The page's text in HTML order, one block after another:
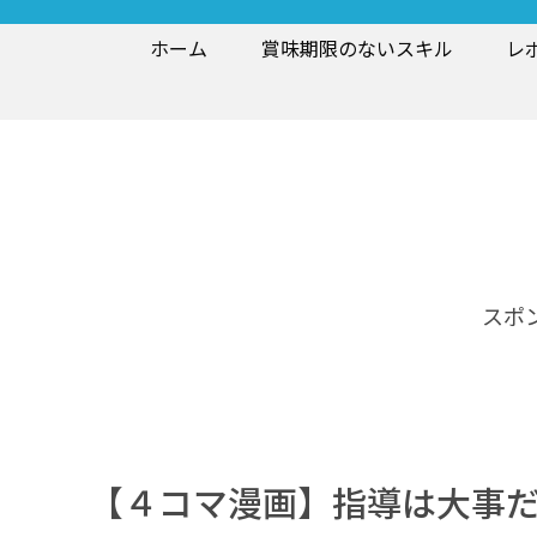
ホーム 賞味期限のないスキル レ
スポ
【４コマ漫画】指導は大事